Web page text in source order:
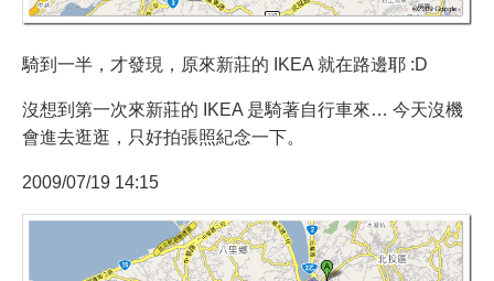
騎到一半，才發現，原來新莊的 IKEA 就在路邊耶 :D
沒想到第一次來新莊的 IKEA 是騎著自行車來… 今天沒機
會進去逛逛，只好拍張照紀念一下。
2009/07/19 14:15